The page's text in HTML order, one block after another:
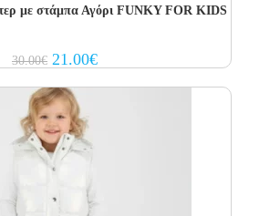
με στάμπα Αγόρι FUNKY FOR KIDS
30.00€ Original
price
30.00€.
21.00€Current
price